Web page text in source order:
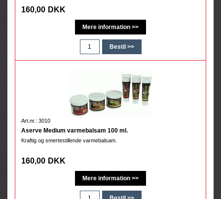
160,00 DKK
Art.nr.: 3010
Aserve Medium varmebalsam 100 ml.
Kraftig og smertestillende varmebalsam.
160,00 DKK